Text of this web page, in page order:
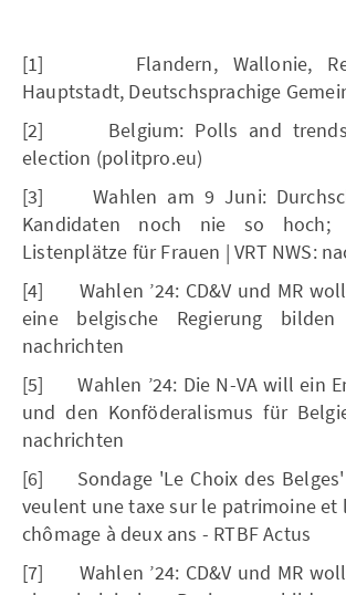
[1] Flandern, Wallonie,
Hauptstadt, Deutschsprachige
[2] Belgium: Polls and trends
election (politpro.eu)
[3] Wahlen am 9 Juni:
Kandidaten noch nie so hoch;
Listenplätze für Frauen | VRT NWS:
[4] Wahlen ’24: CD&V und MR
eine belgische Regierung
nachrichten
[5] Wahlen ’24: Die N-VA will ein
und den Konföderalismus für
nachrichten
[6] Sondage 'Le Choix des Belges'
veulent une taxe sur le patrimoine
chômage à deux ans - RTBF Actus
[7] Wahlen ’24: CD&V und MR